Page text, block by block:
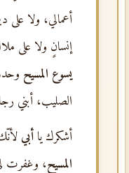
أعمالي، ولا على
إنسانٍ ولا على
يسوع المسيح
الصليب، أبني
أشكرك يا أبي
المسيح، وغفرت